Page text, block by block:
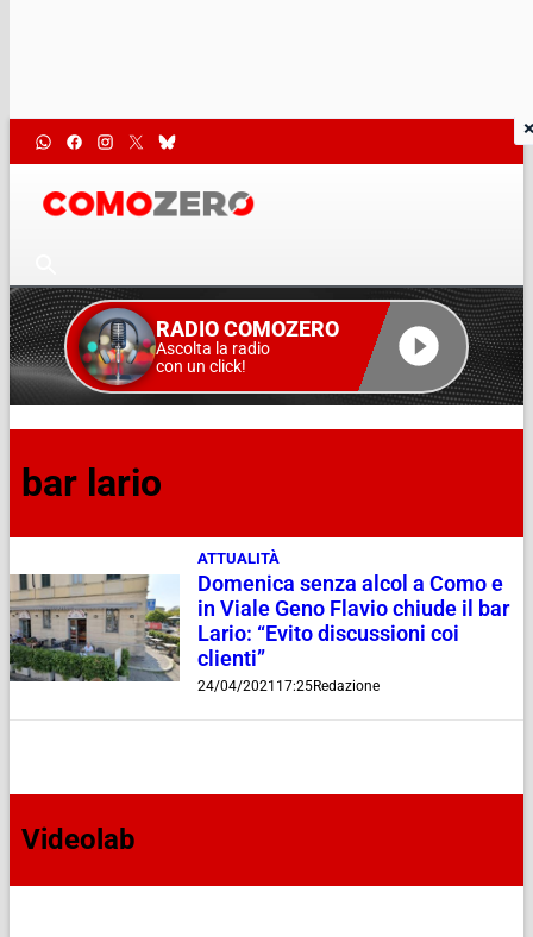
RADIO COMOZERO
Ascolta la radio
con un click!
bar lario
ATTUALITÀ
Domenica senza alcol a Como e
in Viale Geno Flavio chiude il bar
Lario: “Evito discussioni coi
clienti”
24/04/2021 17:25Redazione
Videolab